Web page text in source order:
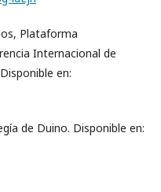
Plataforma
Internacional de
en:
de Duino. Disponible en: